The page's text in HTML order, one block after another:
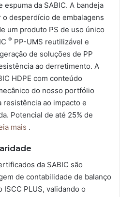
espuma da SABIC. A bandeja
desperdício de embalagens
um produto PS de uso único
® PP-UMS reutilizável e
de soluções de PP
ao derretimento. A
HDPE com conteúdo
do nosso portfólio
resistência ao impacto e
Potencial de até 25% de
mais .
da SABIC são
de contabilidade de balanço
PLUS, validando o